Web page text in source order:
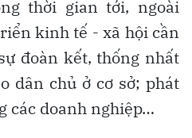
thời gian tới, ngoài
kinh tế - xã hội cần
đoàn kết, thống nhất
dân chủ ở cơ sở; phát
các doanh nghiệp…